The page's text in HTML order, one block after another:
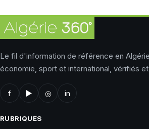
Le fil d'information de référence en
économie, sport et international, vérifiés
f ▶ ◎ in
RUBRIQUES